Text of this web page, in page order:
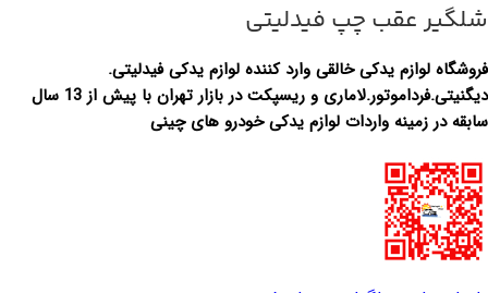
شلگیر عقب چپ فیدلیتی
فروشگاه لوازم یدکی خالقی وارد کننده لوازم یدکی فیدلیتی.
دیگنیتی.فرداموتور.لاماری و ریسپکت در بازار تهران با پیش از 13 سال
سابقه در زمینه واردات لوازم یدکی خودرو های چینی